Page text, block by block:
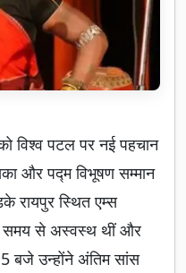
विश्व पटल पर नई पहचान
और पद्म विभूषण सम्मान
स्थित एम्स
समय से अस्वस्थ थीं और
बजे उन्होंने अंतिम सांस